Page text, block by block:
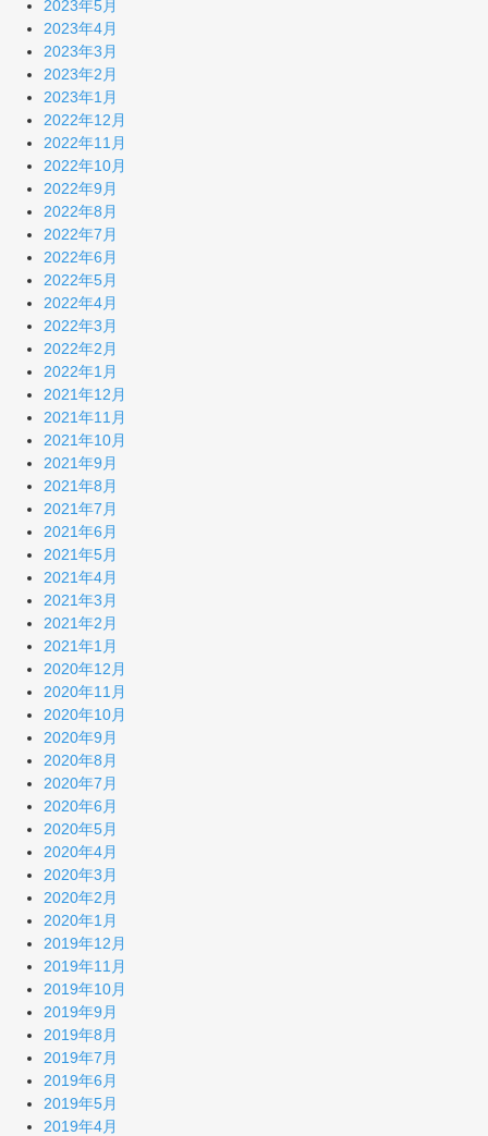
2023年5月
2023年4月
2023年3月
2023年2月
2023年1月
2022年12月
2022年11月
2022年10月
2022年9月
2022年8月
2022年7月
2022年6月
2022年5月
2022年4月
2022年3月
2022年2月
2022年1月
2021年12月
2021年11月
2021年10月
2021年9月
2021年8月
2021年7月
2021年6月
2021年5月
2021年4月
2021年3月
2021年2月
2021年1月
2020年12月
2020年11月
2020年10月
2020年9月
2020年8月
2020年7月
2020年6月
2020年5月
2020年4月
2020年3月
2020年2月
2020年1月
2019年12月
2019年11月
2019年10月
2019年9月
2019年8月
2019年7月
2019年6月
2019年5月
2019年4月